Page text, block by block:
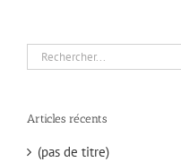
Rechercher:
Articles récents
(pas de titre)